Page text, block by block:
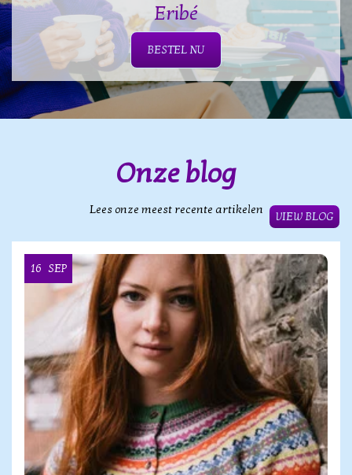
Eribé
BESTEL NU
Onze blog
Lees onze meest recente artikelen
VIEW BLOG
16 SEP